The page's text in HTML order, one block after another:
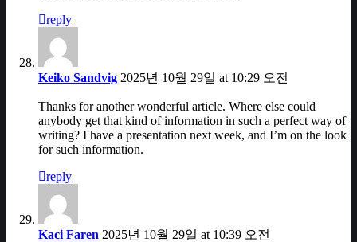
reply
Keiko Sandvig 2025년 10월 29일 at 10:29 오전
Thanks for another wonderful article. Where else could
anybody get that kind of information in such a perfect way of
writing? I have a presentation next week, and I’m on the look
for such information.
reply
Kaci Faren 2025년 10월 29일 at 10:39 오전